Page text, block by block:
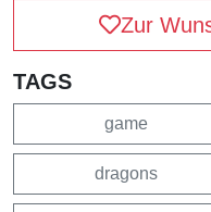
Zur
TAGS
game
dragons